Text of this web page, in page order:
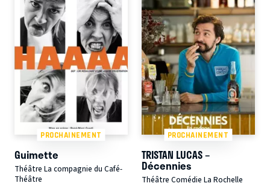
PROCHAINEMENT
Guimette
Théâtre La compagnie du Café-
Théâtre
PROCHAINEMENT
TRISTAN LUCAS –
Décennies
Théâtre Comédie La Rochelle